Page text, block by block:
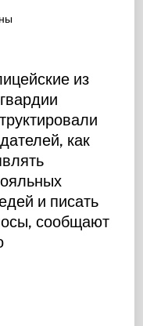
из
как
и писать
сообщают